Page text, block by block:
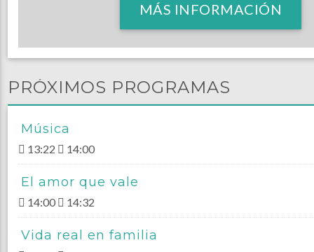
MÁS INFORMACIÓN
PRÓXIMOS PROGRAMAS
Música
13:22 14:00
El amor que vale
14:00 14:32
Vida real en familia